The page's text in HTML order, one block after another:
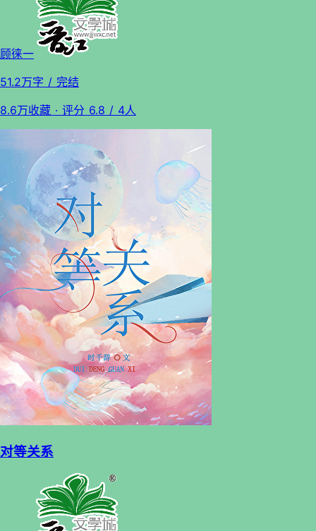
顾徕一
51.2万字 / 完结
8.6万收藏 · 评分 6.8 / 4人
对等关系